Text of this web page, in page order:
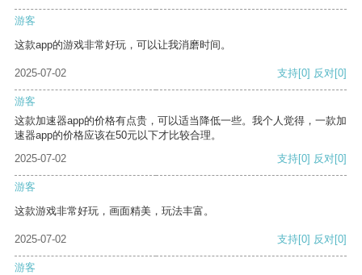
游客
这款app的游戏非常好玩，可以让我消磨时间。
2025-07-02 支持[0] 反对[0]
游客
这款加速器app的价格有点贵，可以适当降低一些。我个人觉得，一款加
速器app的价格应该在50元以下才比较合理。
2025-07-02
支持[0] 反对[0]
游客
这款游戏非常好玩，画面精美，玩法丰富。
2025-07-02 支持[0] 反对[0]
游客